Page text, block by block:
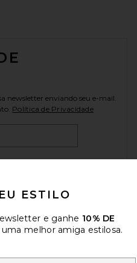
newsletter enviando seu e-mail.
Política de Privacidade
Country Regions
USD
ESTILO
e ganhe 10% DE
melhor amiga estilosa.